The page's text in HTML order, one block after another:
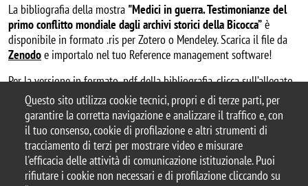
Questo sito utilizza cookie tecnici, propri e di terze parti, per
garantire la corretta navigazione e analizzare il traffico e, con
il tuo consenso, cookie di profilazione e altri strumenti di
tracciamento di terzi per mostrare video e misurare
l'efficacia delle attività di comunicazione istituzionale. Puoi
rifiutare i cookie non necessari e di profilazione cliccando su
La bibliografia della mostra "Medici in guerra. Testimonianze del
primo conflitto mondiale dagli archivi storici della Bicocca”è
disponibile in formato .ris per Zotero o Mendeley. Scarica il file da
Zenodoe importalo nel tuo Reference management software!
Per la versione in formato .pdf della bibliografia, clicca sull’allegato.
© 2025 Biblioteca di Ateneo – Università degli
Studi di Milano-Bicocca